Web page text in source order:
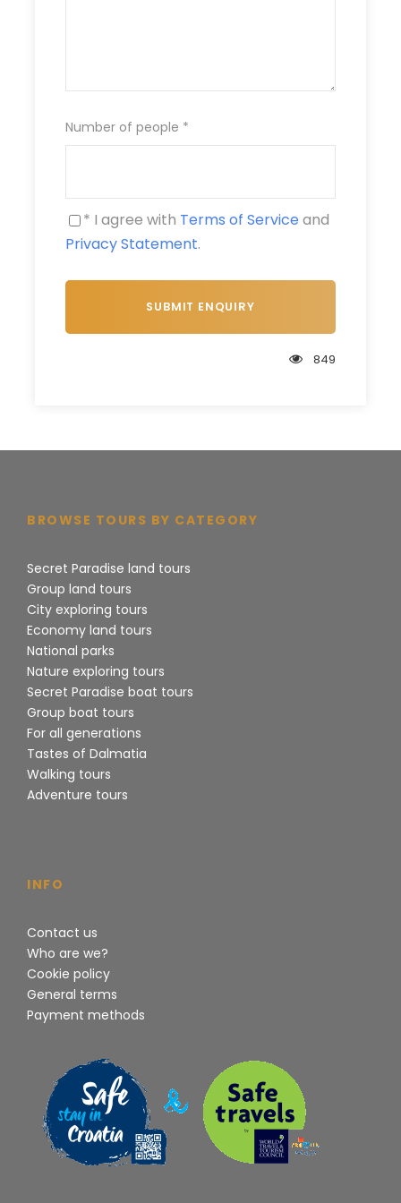
Number of people *
* I agree with Terms of Service and
Privacy Statement.
849
des Salzes von Nin
kroatischen Könige im9.Jahrhundert zurückführt.
Herstellungsvorgang von natürlichem, ökologischem
11:30-15:00
Sightseeing und Strandzeit
BROWSE TOURS BY CATEGORY
Secret Paradise land tours
Group land tours
City exploring tours
Economy land tours
National parks
Nature exploring tours
Secret Paradise boat tours
Group boat tours
For all generations
Tastes of Dalmatia
Walking tours
Adventure tours
INFO
Contact us
Who are we?
Cookie policy
General terms
Payment methods